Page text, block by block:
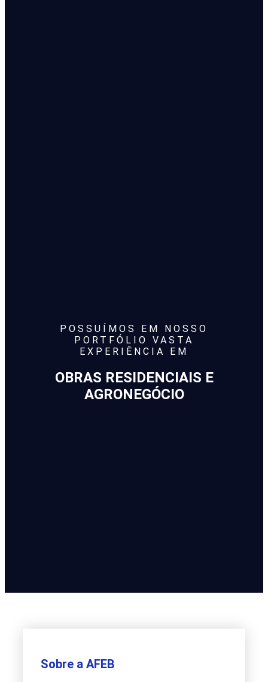
POSSUÍMOS EM NOSSO
PORTFÓLIO VASTA
EXPERIÊNCIA EM
OBRAS RESIDENCIAIS E
AGRONEGÓCIO
Sobre a AFEB